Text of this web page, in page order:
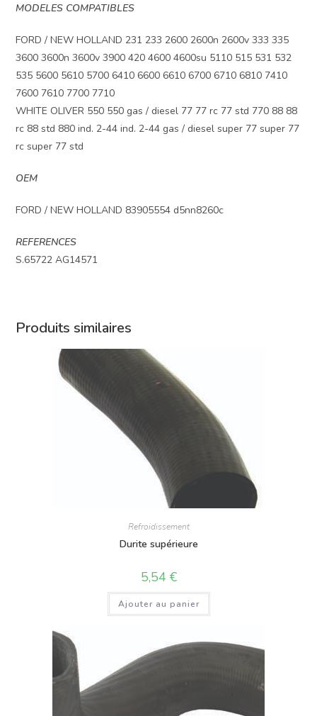
MODELES COMPATIBLES
FORD / NEW HOLLAND 231 233 2600 2600n 2600v 333 335
3600 3600n 3600v 3900 420 4600 4600su 5110 515 531 532
535 5600 5610 5700 6410 6600 6610 6700 6710 6810 7410
7600 7610 7700 7710
WHITE OLIVER 550 550 gas / diesel 77 77 rc 77 std 770 88 88
rc 88 std 880 ind. 2-44 ind. 2-44 gas / diesel super 77 super 77
rc super 77 std
OEM
FORD / NEW HOLLAND 83905554 d5nn8260c
REFERENCES
S.65722 AG14571
Produits similaires
Refroidissement
Durite supérieure
5,54 €
Ajouter au panier